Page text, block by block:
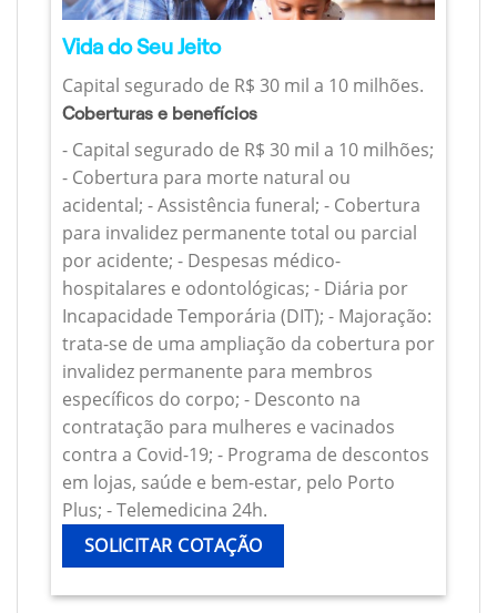
Vida do Seu Jeito
Capital segurado de R$ 30 mil a 10 milhões.
Coberturas e benefícios
- Capital segurado de R$ 30 mil a 10 milhões;
- Cobertura para morte natural ou
acidental; - Assistência funeral; - Cobertura
para invalidez permanente total ou parcial
por acidente; - Despesas médico-
hospitalares e odontológicas; - Diária por
Incapacidade Temporária (DIT); - Majoração:
trata-se de uma ampliação da cobertura por
invalidez permanente para membros
específicos do corpo; - Desconto na
contratação para mulheres e vacinados
contra a Covid-19; - Programa de descontos
em lojas, saúde e bem-estar, pelo Porto
Plus; - Telemedicina 24h.
SOLICITAR COTAÇÃO